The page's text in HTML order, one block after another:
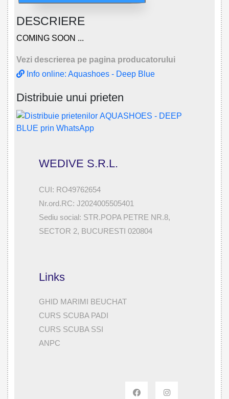
DESCRIERE
COMING SOON ...
Vezi descrierea pe pagina producatorului
Info online: Aquashoes - Deep Blue
Distribuie unui prieten
WEDIVE S.R.L.
CUI: RO49762654
Nr.ord.RC: J2024005505401
Sediu social: STR.POPA PETRE NR.8,
SECTOR 2, BUCURESTI 020804
Links
GHID MARIMI BEUCHAT
CURS SCUBA PADI
CURS SCUBA SSI
ANPC